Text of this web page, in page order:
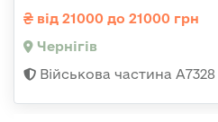
від 21000 до 21000 грн
Чернігів
Військова частина А7328